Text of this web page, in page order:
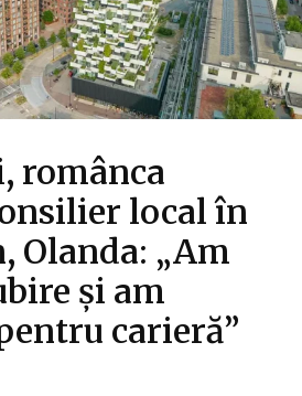
românca
local în
Olanda: „Am
și am
carieră”